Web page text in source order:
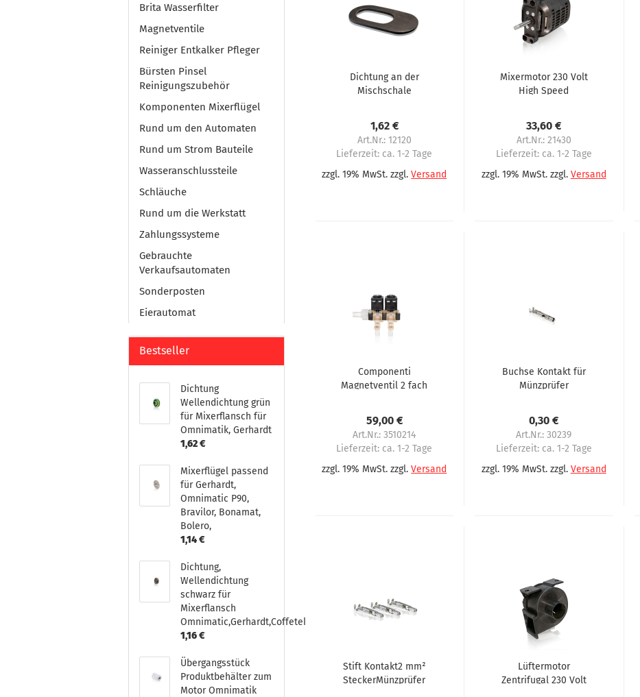
Dichtung an der
Mischschale
Omnimatic, Azkoyen
1,62 €
Art.Nr.: 12120
Lieferzeit: ca. 1-2 Tage
zzgl. 19% MwSt. zzgl.Versand
Mixermotor 230 Volt
High Speed
33,60 €
Art.Nr.: 21430
Lieferzeit: ca. 1-2 Tage
zzgl. 19% MwSt. zzgl. Versand
Componenti
Magnetventil 2 fach
FAS, Olland
59,00 €
Art.Nr.: 3510214
Lieferzeit: ca. 1-2 Tage
zzgl. 19% MwSt. zzgl.Versand
Buchse Kontakt für
Münzprüfer
Omnimatik
0,30 €
Art.Nr.: 30239
Lieferzeit: ca. 1-2 Tage
zzgl. 19% MwSt. zzgl. Versand
Stift Kontakt2 mm²
SteckerMünzprüfer
Lüftermotor
Zentrifugal 230 Volt
Brita Wasserfilter
Magnetventile
Reiniger Entkalker Pfleger
Bürsten Pinsel
Reinigungszubehör
Komponenten Mixerflügel
Rund um den Automaten
Rund um Strom Bauteile
Wasseranschlussteile
Schläuche
Rund um die Werkstatt
Zahlungssysteme
Gebrauchte
Verkaufsautomaten
Sonderposten
Eierautomat
Bestseller
Dichtung
Wellendichtung grün
für Mixerflansch für
Omnimatik, Gerhardt
1,62 €
Mixerflügel passend
für Gerhardt,
Omnimatic P90,
Bravilor, Bonamat,
Bolero,
1,14 €
Dichtung,
Wellendichtung
schwarz für
Mixerflansch
Omnimatic,Gerhardt,Coffetek
1,16 €
Übergangsstück
Produktbehälter zum
Motor Omnimatik